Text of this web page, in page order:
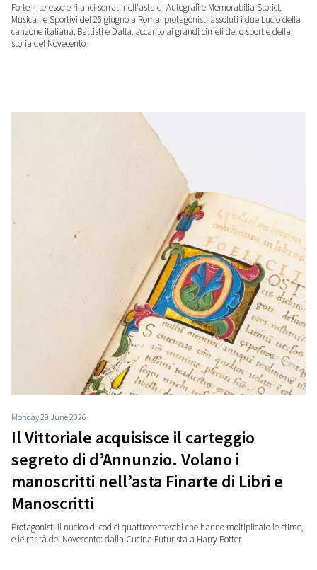
Forte interesse e rilanci serrati nell'asta di Autografi e Memorabilia Storici,
Musicali e Sportivi del 26 giugno a Roma: protagonisti assoluti i due Lucio della
canzone italiana, Battisti e Dalla, accanto ai grandi cimeli dello sport e della
storia del Novecento
Monday 29 June 2026
Il Vittoriale acquisisce il carteggio
segreto di d’Annunzio. Volano i
manoscritti nell’asta Finarte di Libri e
Manoscritti
Protagonisti il nucleo di codici quattrocenteschi che hanno moltiplicato le stime,
e le rarità del Novecento: dalla Cucina Futurista a Harry Potter